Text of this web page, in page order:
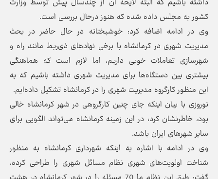
کشور به مجلس داده شده که هنوز درحال بررسی است.
وی در ادامه اضافه کرد: خوشبختانه در حال حاضر در بحث
مدیریت شهری در کرمانشاه با برخی نهادهای ذی‌ربط مانند راه و
شهرسازی تعاملات خوبی داریم، اما لازم است که هماهنگی
بیشتری بین دستگاه‌ها برای مدیریت شهری داشته باشیم که به
این منظور کارگروه مدیریت شهری را در کرمانشاه تشکیل داده‌ایم.
نوروزی با بیان اینکه جای چنین کارگروهی در شهر کرمانشاه خالی
بود، خاطرنشان کرد: در این زمینه کرمانشاه می‌تواند الگویی برای
سایر شهرهای ایران باشد.
وی در ادامه با اشاره به اینکه شهرداری کرمانشاه به منظور
شناخت اولویت‌های شهری نظام مسائل شهری را طراحی کرده،